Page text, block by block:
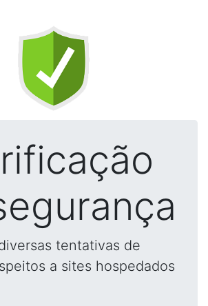
tentativas de
a sites hospedados